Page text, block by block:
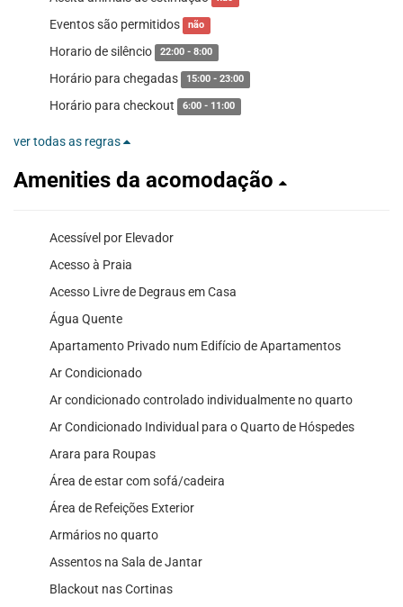
Eventos são permitidos não
Horario de silêncio 22:00 - 8:00
Horário para chegadas 15:00 - 23:00
Horário para checkout 6:00 - 11:00
ver todas as regras
Amenities da acomodação
Acessível por Elevador
Acesso à Praia
Acesso Livre de Degraus em Casa
Água Quente
Apartamento Privado num Edifício de Apartamentos
Ar Condicionado
Ar condicionado controlado individualmente no quarto
Ar Condicionado Individual para o Quarto de Hóspedes
Arara para Roupas
Área de estar com sofá/cadeira
Área de Refeições Exterior
Armários no quarto
Assentos na Sala de Jantar
Blackout nas Cortinas